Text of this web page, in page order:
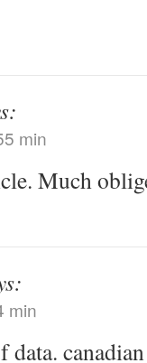
min
Much
min